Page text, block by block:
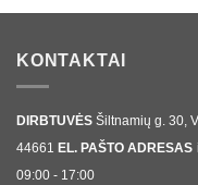
KONTAKTAI
DIRBTUVĖS Šiltnamių g. 30,
44661 EL. PAŠTO ADRESAS
09:00 - 17:00